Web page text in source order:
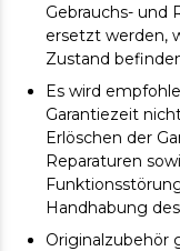
Gebrauchs- und
ersetzt werden,
Zustand
Es wird
Garantiezeit
Erlöschen der
Reparaturen
Handhabung
Originalzubehör